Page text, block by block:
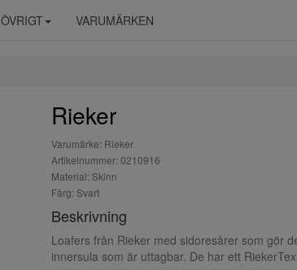
ÖVRIGT VARUMÄRKEN
Rieker
Varumärke: Rieker
Artikelnummer: 0210916
Material: Skinn
Färg: Svart
Beskrivning
Loafers från Rieker med sidoresårer som gör
innersula som är uttagbar. De har ett